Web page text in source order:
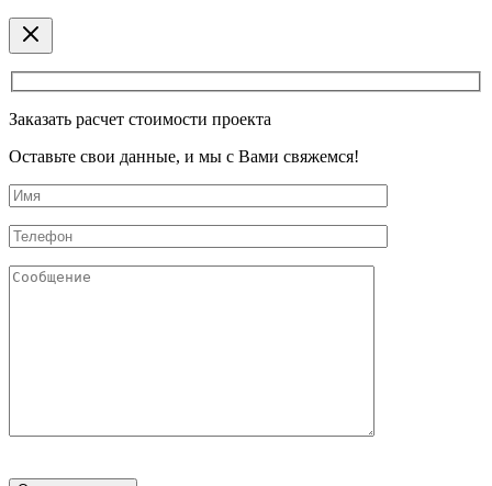
Заказать расчет стоимости проекта
Оставьте свои данные, и мы с Вами свяжемся!